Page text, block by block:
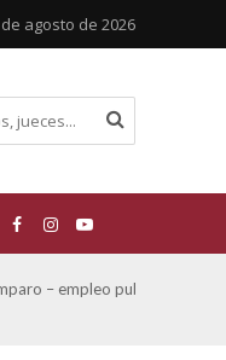
de agosto de 2026
publico otros